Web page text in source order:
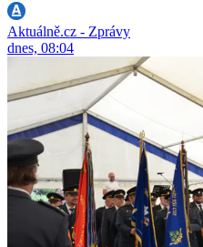
Aktuálně.cz - Zprávy
dnes, 08:04